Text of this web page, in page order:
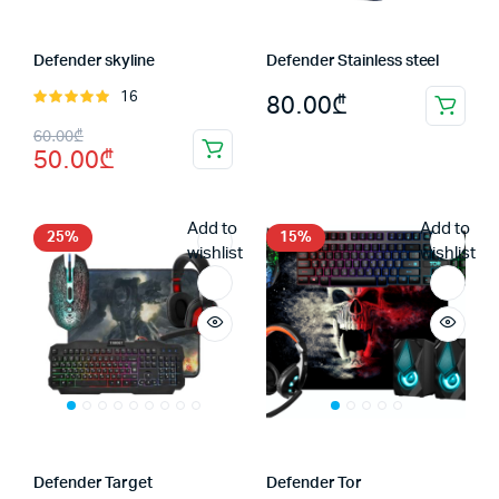
Defender skyline
შეფასება
დან
16
60.00₾
Original
price
60.00₾.
50.00₾
Current
price
50.00₾.
Defender Stainless steel
80.00₾
25%
Add to
wishlist
Defender Target
15%
Add to
wishlist
Defender Tor